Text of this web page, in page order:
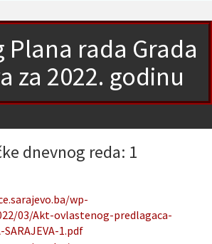
Plana rada Grada
za 2022. godinu
dnevnog reda: 1
wp-
03/Akt-ovlastenog-predlagaca-
SARAJEVA-1.pdf